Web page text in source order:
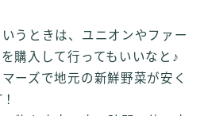
うときは、ユニオンやファー
購入して行ってもいいなと♪
ーズで地元の新鮮野菜が安く